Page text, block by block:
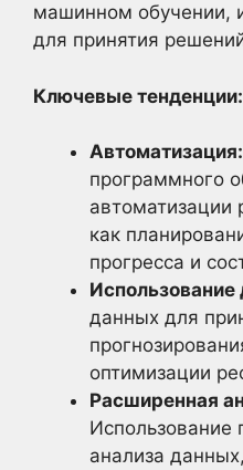
машинном обучении,
для принятия
Ключевые тенденции:
Автоматизация:
программного
автоматизации
как
прогресса и
Использование
данных для
оптимизации
Расширенная
Использование
анализа